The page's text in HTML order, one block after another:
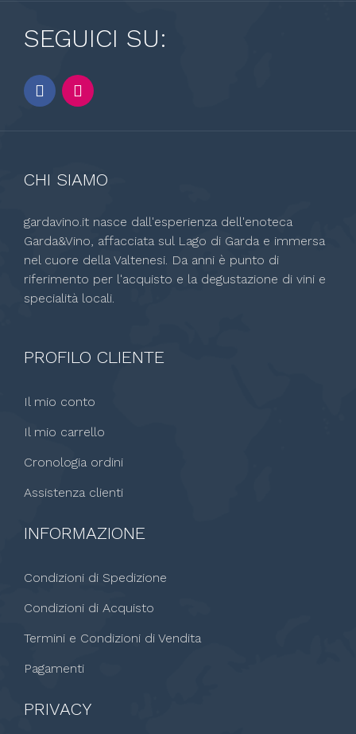
SEGUICI SU:
CHI SIAMO
gardavino.it nasce dall'esperienza dell'enoteca
Garda&Vino, affacciata sul Lago di Garda e immersa
nel cuore della Valtenesi. Da anni è punto di
riferimento per l'acquisto e la degustazione di vini e
specialità locali.
PROFILO CLIENTE
Il mio conto
Il mio carrello
Cronologia ordini
Assistenza clienti
INFORMAZIONE
Condizioni di Spedizione
Condizioni di Acquisto
Termini e Condizioni di Vendita
Pagamenti
PRIVACY